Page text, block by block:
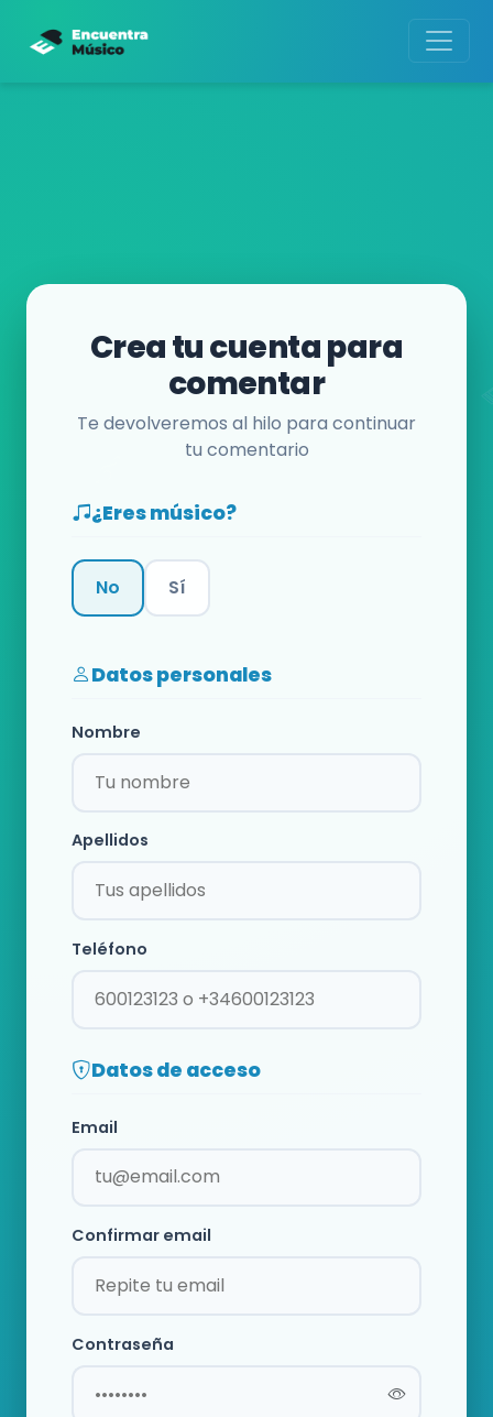
Crea tu cuenta para
comentar
Te devolveremos al hilo para continuar
tu comentario
¿Eres músico?
No Sí
Datos personales
Nombre
Apellidos
Teléfono
Datos de acceso
Email
Confirmar email
Contraseña